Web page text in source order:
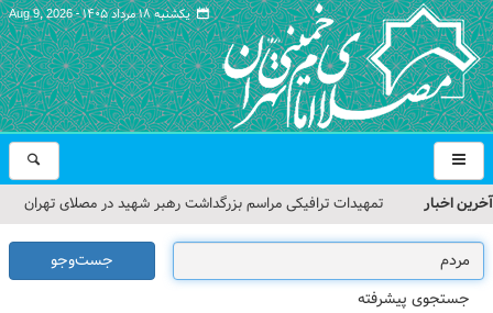
یکشنبه ۱۸ مرداد ۱۴۰۵ - Aug 9, 2026
آخرین اخبار
تمهیدات ترافیکی مراسم بزرگداشت رهبر شهید در مصلای تهران
اعلام شد
حجت‌الاسلام حاج علی‌اکبری؛ خطیب این هفته نماز جمعه تهران
جست‌وجو
جستجوی پیشرفته